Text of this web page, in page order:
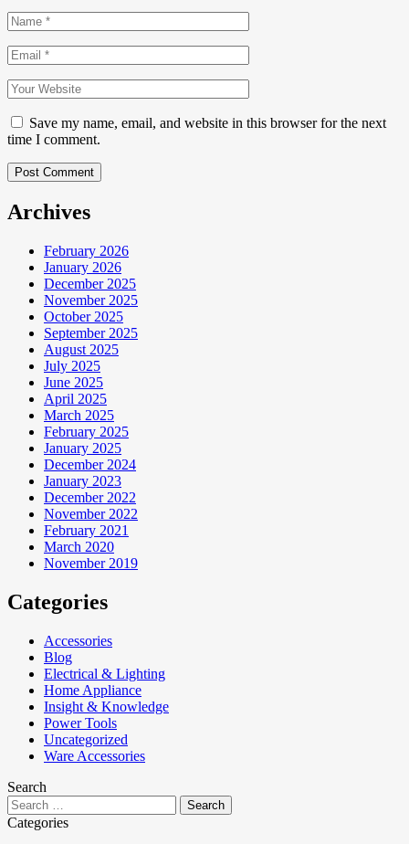
Save my name, email, and website in this browser for the next
time I comment.
Post Comment
Archives
February 2026
January 2026
December 2025
November 2025
October 2025
September 2025
August 2025
July 2025
June 2025
April 2025
March 2025
February 2025
January 2025
December 2024
January 2023
December 2022
November 2022
February 2021
March 2020
November 2019
Categories
Accessories
Blog
Electrical & Lighting
Home Appliance
Insight & Knowledge
Power Tools
Uncategorized
Ware Accessories
Search
Categories